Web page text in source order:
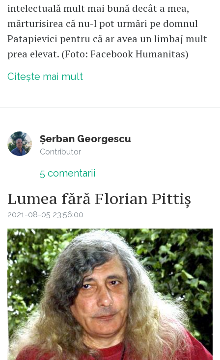
intelectuală mult mai bună decât a mea,
mărturisirea că nu-l pot urmări pe domnul
Patapievici pentru că ar avea un limbaj mult
prea elevat. (Foto: Facebook Humanitas)
Citește mai mult
Șerban Georgescu
Contributor
5 comentarii
Lumea fără Florian Pittiș
2021-08-05 23:56:00